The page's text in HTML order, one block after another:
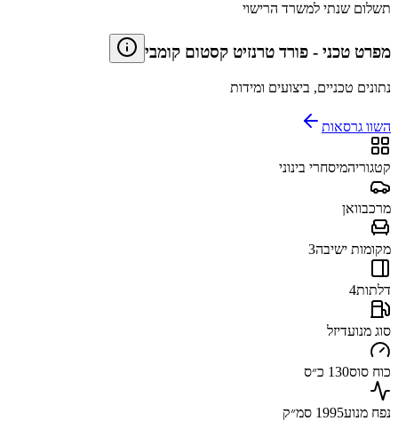
תשלום שנתי למשרד הרישוי
מפרט טכני - פורד טרנזיט קסטום קומבי
נתונים טכניים, ביצועים ומידות
השוו גרסאות
קטגוריהמיסחרי בינוני
מרכבוואן
מקומות ישיבה3
דלתות4
סוג מנועדיזל
כוח סוס130 כ״ס
נפח מנוע1995 סמ״ק